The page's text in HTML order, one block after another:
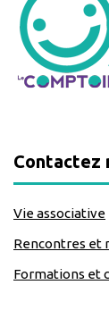
Contactez
Vie associative
Rencontres et
Formations et